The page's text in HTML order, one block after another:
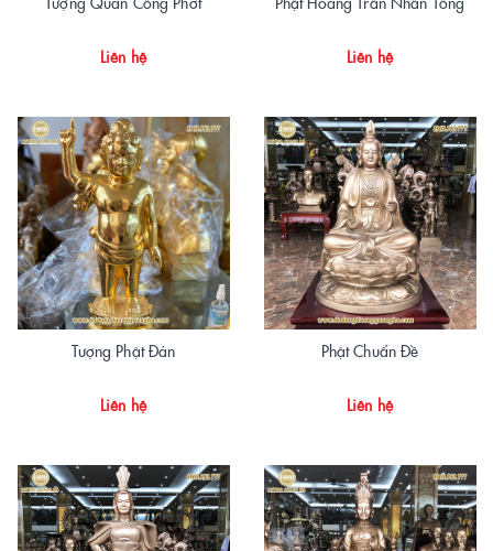
Liên hệ Liên hệ
Tượng Phật Đản
Liên hệ
Phật Chuẩn Đề
Liên hệ